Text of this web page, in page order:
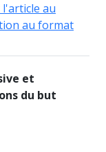
au
au format
et
du but